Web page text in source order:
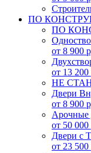
ПО
ПО
от 8 900
от 13 200
НЕ
Двери
от 8 900
Арочные
от 50 000
Двери с
от 23 500